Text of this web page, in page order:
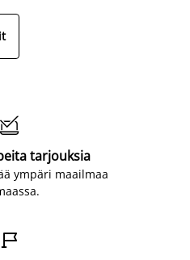

tarjouksia
ympäri maailmaa
